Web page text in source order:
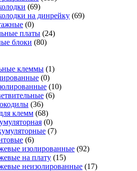
(69)
на динрейку (69)
(0)
платы (24)
блоки (80)
клеммы (1)
(0)
(10)
(6)
(36)
клемм (68)
(0)
(7)
(6)
изолированные (92)
на плату (15)
неизолированные (17)